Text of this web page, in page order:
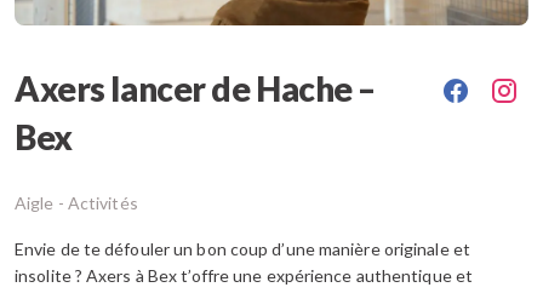
Axers lancer de Hache –
Bex
Aigle - Activités
Envie de te défouler un bon coup d’une manière originale et
insolite ? Axers à Bex t’offre une expérience authentique et